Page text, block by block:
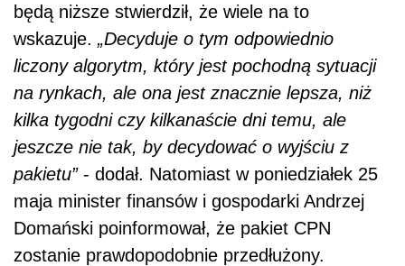
będą niższe stwierdził, że wiele na to
wskazuje. „Decyduje o tym odpowiednio
liczony algorytm, który jest pochodną sytuacji
na rynkach, ale ona jest znacznie lepsza, niż
kilka tygodni czy kilkanaście dni temu, ale
jeszcze nie tak, by decydować o wyjściu z
pakietu”- dodał. Natomiast w poniedziałek 25
maja minister finansów i gospodarki Andrzej
Domański poinformował, że pakiet CPN
zostanie prawdopodobnie przedłużony.